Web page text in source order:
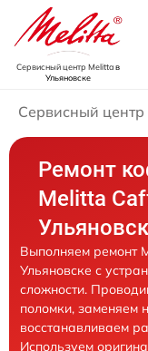
Сервисный центр Melittaв
Ульяновске
Сервисный
Ремонт
Melitta
Выполняем ремонт
Ульяновске с
сложности.
поломки, заменяем
восстанавливаем
Используем